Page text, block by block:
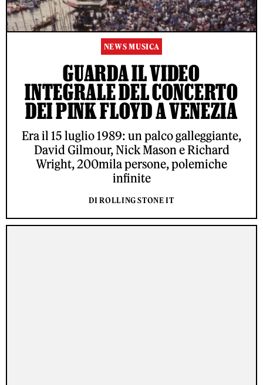
NEWS MUSICA
GUARDA IL VIDEO
INTEGRALE DEL CONCERTO
DEI PINK FLOYD A VENEZIA
Era il 15 luglio 1989: un palco galleggiante,
David Gilmour, Nick Mason e Richard
Wright, 200mila persone, polemiche
infinite
DI ROLLING STONE IT